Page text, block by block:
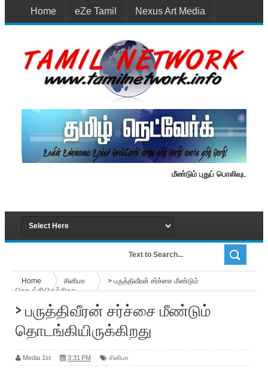
Home eZe Tamil Nexus Art Media
மீண்டும் புதுப் பொலிவுடன்
Home சினிமா
> பருத்திவீரன் சர்ச்சை மீண்டும்
தொடங்கியிருக்கிறது
> பருத்திவீரன் சர்ச்சை மீண்டும்
தொடங்கியிருக்கிறது
Media 1st 3:31 PM சினிமா